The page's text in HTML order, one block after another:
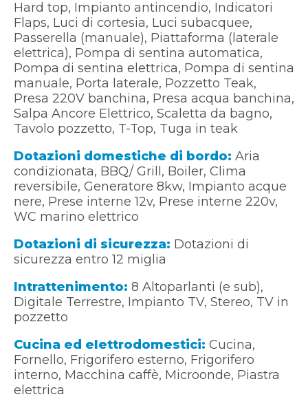
Hard top, Impianto antincendio, Indicatori
Flaps, Luci di cortesia, Luci subacquee,
Passerella (manuale), Piattaforma (laterale
elettrica), Pompa di sentina automatica,
Pompa di sentina elettrica, Pompa di sentina
manuale, Porta laterale, Pozzetto Teak,
Presa 220V banchina, Presa acqua banchina,
Salpa Ancore Elettrico, Scaletta da bagno,
Tavolo pozzetto, T-Top, Tuga in teak
Dotazioni domestiche di bordo: Aria
condizionata, BBQ/ Grill, Boiler, Clima
reversibile, Generatore 8kw, Impianto acque
nere, Prese interne 12v, Prese interne 220v,
WC marino elettrico
Dotazioni di sicurezza: Dotazioni di
sicurezza entro 12 miglia
Intrattenimento: 8 Altoparlanti (e sub),
Digitale Terrestre, Impianto TV, Stereo, TV in
pozzetto
Cucina ed elettrodomestici: Cucina,
Fornello, Frigorifero esterno, Frigorifero
interno, Macchina caffè, Microonde, Piastra
elettrica